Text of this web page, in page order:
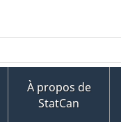
À propos de
StatCan